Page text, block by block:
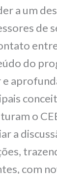
a um
de
do
e
o
a
com